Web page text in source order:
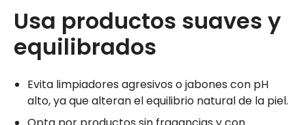
Usa productos suaves y
equilibrados
Evita limpiadores agresivos o jabones con pH
alto, ya que alteran el equilibrio natural de la piel.